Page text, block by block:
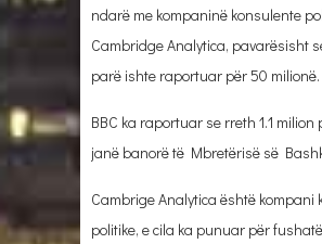
ndarë me kompaninë konsulente
Cambridge Analytica, pavarësisht
parë ishte raportuar për 50 milionë.
BBC ka raportuar se rreth 1.1 milion
janë banorë të Mbretërisë së
Cambrige Analytica është kompani
politike, e cila ka punuar për